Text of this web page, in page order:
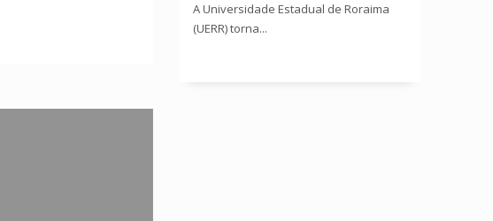
A Universidade Estadual de Roraima
(UERR) torna...